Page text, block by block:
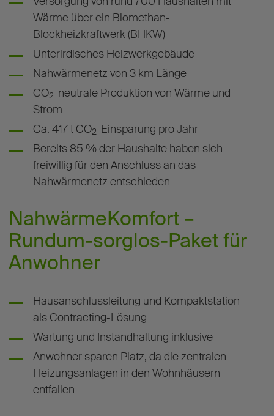
Wärme über ein Biomethan-
Blockheizkraftwerk (BHKW)
Unterirdisches Heizwerkgebäude
Nahwärmenetz von 3 km Länge
CO2-neutrale Produktion von Wärme und
Strom
Ca. 417 t CO2-Einsparung pro Jahr
Bereits 85 % der Haushalte haben sich
freiwillig für den Anschluss an das
Nahwärmenetz entschieden
NahwärmeKomfort –
Rundum-sorglos-Paket für
Anwohner
Hausanschlussleitung und Kompaktstation
als Contracting-Lösung
Wartung und Instandhaltung inklusive
Anwohner sparen Platz, da die zentralen
Heizungsanlagen in den Wohnhäusern
entfallen